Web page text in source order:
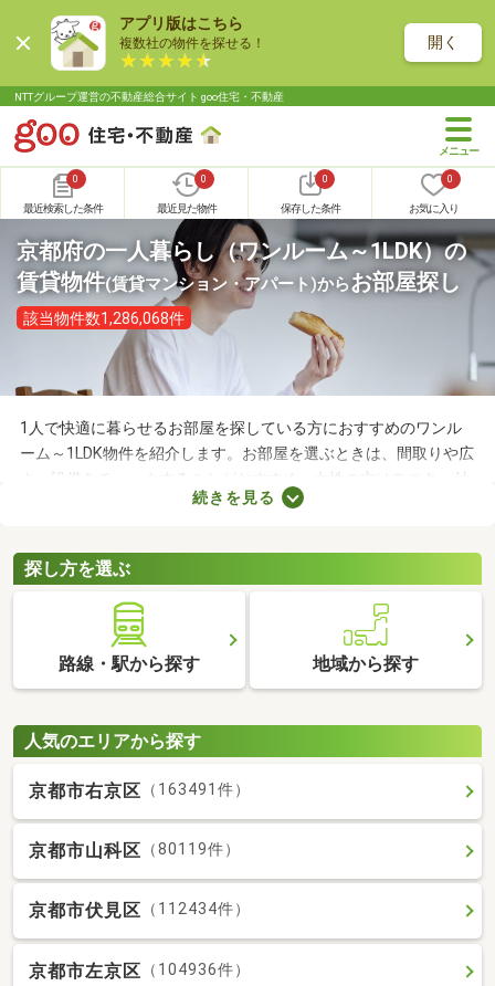
アプリ版はこちら
複数社の物件を探せる！ 開く
NTTグループ運営の不動産総合サイト goo住宅・不動産
0
最近検索した条件
0
最近見た物件
0
保存した条件
0
お気に入り
京都府の一人暮らし（ワンルーム～1LDK）の
賃貸物件(賃貸マンション・アパート)からお部屋探し
該当物件数1,286,068件
1人で快適に暮らせるお部屋を探している方におすすめのワンル
ーム～1LDK物件を紹介します。お部屋を選ぶときは、間取りや広
さ、設備をチェックすることがおすすめ。女性の方はモニター付
きインターホンやオートロックの有無も見ておきましょう。セキ
れば、自分だけのくつろぎの空間を手に入れられますよ。
続きを見る
探し方を選ぶ
路線・駅から探す 地域から探す
人気のエリアから探す
京都市右京区 （163491件）
京都市山科区 （80119件）
京都市伏見区 （112434件）
京都市左京区 （104936件）